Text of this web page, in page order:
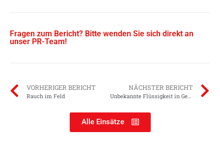
Fragen zum Bericht? Bitte wenden Sie sich direkt an
unser PR-Team!
VORHERIGER BERICHT
Rauch im Feld
NÄCHSTER BERICHT
Unbekannte Flüssigkeit in Gewässer
Alle Einsätze